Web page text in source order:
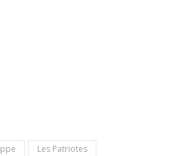
Les Patriotes